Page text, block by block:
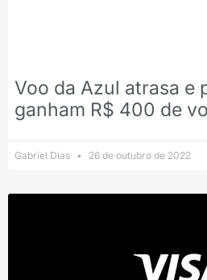
Voo da Azul atrasa e
ganham R$ 400 de
Gabriel Dias 26 de outubro de 2022